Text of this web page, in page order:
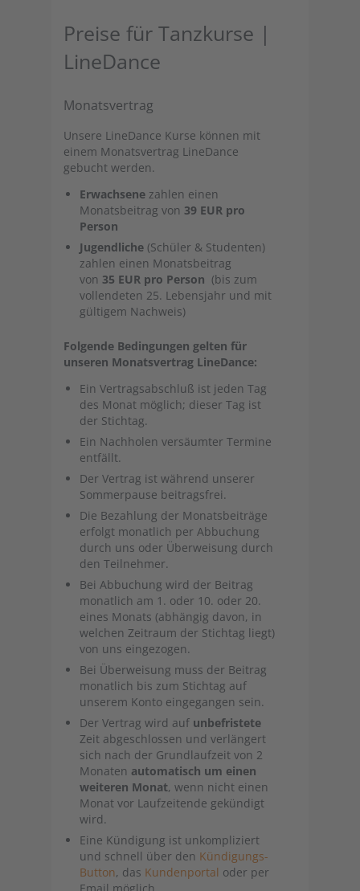
Preise für Tanzkurse |
LineDance
Monatsvertrag
Unsere LineDance Kurse können mit
einem Monatsvertrag LineDance
gebucht werden.
Erwachsene zahlen einen
Monatsbeitrag von 39 EUR pro
Person
Jugendliche (Schüler & Studenten)
zahlen einen Monatsbeitrag
von 35 EUR pro Person (bis zum
vollendeten 25. Lebensjahr und mit
gültigem Nachweis)
Folgende Bedingungen gelten für
unseren Monatsvertrag LineDance:
Ein Vertragsabschluß ist jeden Tag
des Monat möglich; dieser Tag ist
der Stichtag.
Ein Nachholen versäumter Termine
entfällt.
Der Vertrag ist während unserer
Sommerpause beitragsfrei.
Die Bezahlung der Monatsbeiträge
erfolgt monatlich per Abbuchung
durch uns oder Überweisung durch
den Teilnehmer.
Bei Abbuchung wird der Beitrag
monatlich am 1. oder 10. oder 20.
eines Monats (abhängig davon, in
welchen Zeitraum der Stichtag liegt)
von uns eingezogen.
Bei Überweisung muss der Beitrag
monatlich bis zum Stichtag auf
unserem Konto eingegangen sein.
Der Vertrag wird auf unbefristete
Zeit abgeschlossen und verlängert
sich nach der Grundlaufzeit von 2
Monaten automatisch um einen
weiteren Monat, wenn nicht einen
Monat vor Laufzeitende gekündigt
wird.
Eine Kündigung ist unkompliziert
und schnell über den Kündigungs-
Button, das Kundenportal oder per